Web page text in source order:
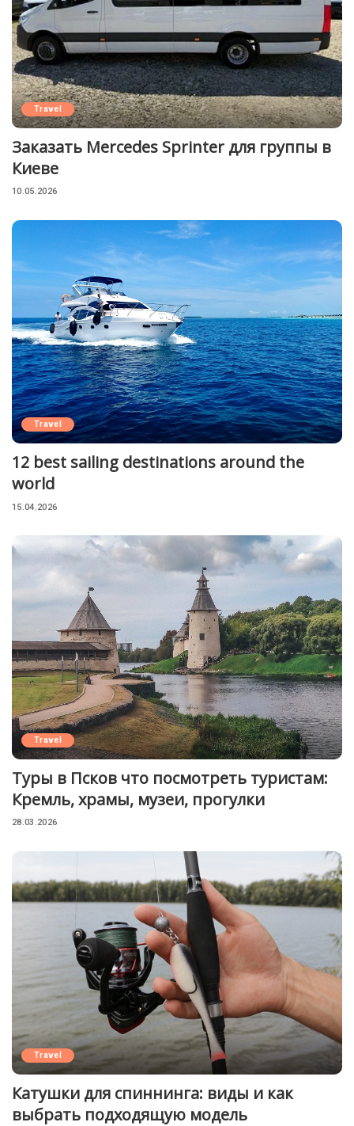
Travel
Заказать Mercedes Sprinter для группы в
Киеве
10.05.2026
Travel
12 best sailing destinations around the
world
15.04.2026
Travel
Туры в Псков что посмотреть туристам:
Кремль, храмы, музеи, прогулки
28.03.2026
Travel
Катушки для спиннинга: виды и как
выбрать подходящую модель